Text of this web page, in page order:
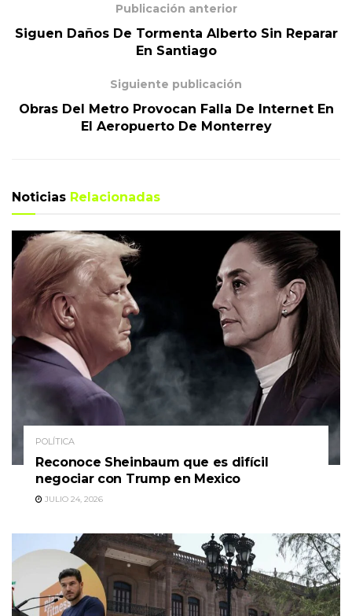
Publicación anterior
Siguen Daños De Tormenta Alberto Sin Reparar
En Santiago
Siguiente publicación
Obras Del Metro Provocan Falla De Internet En
El Aeropuerto De Monterrey
Noticias Relacionadas
POLÍTICA
Reconoce Sheinbaum que es difícil
negociar con Trump en Mexico
JULIO 24, 2026